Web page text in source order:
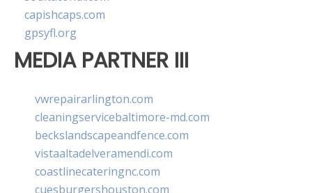
capishcaps.com
gpsyfl.org
MEDIA PARTNER III
vwrepairarlington.com
cleaningservicebaltimore-md.com
beckslandscapeandfence.com
vistaaltadelveramendi.com
coastlinecateringnc.com
cuesburgershouston.com